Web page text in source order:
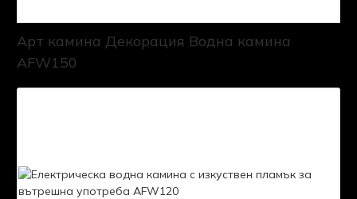
Арт камина Декорация Водна камина
AFW150